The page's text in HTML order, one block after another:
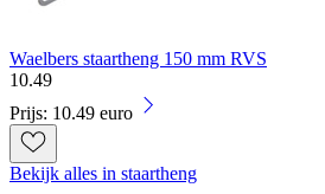
Waelbers staartheng 150 mm RVS
10.49
Prijs: 10.49 euro
Bekijk alles in staartheng